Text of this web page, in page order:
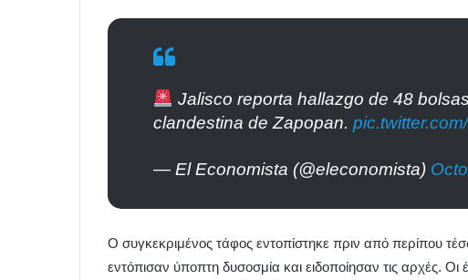
Jalisco reporta hallazgo de 48
clandestina de Zapopan.
— El Economista (@eleconomista)
Ο συγκεκριμένος τάφος εντοπίστηκε πριν από περίπου
εντόπισαν ύποπτη δυσοσμία και ειδοποίησαν τις αρχές.